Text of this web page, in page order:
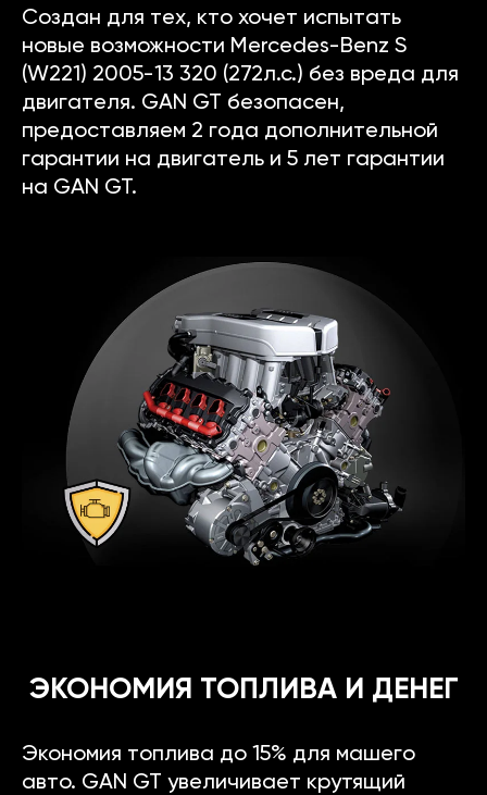
Создан для тех, кто хочет испытать
новые возможности Mercedes-Benz S
(W221) 2005-13 320 (272л.с.) без вреда для
двигателя. GAN GT безопасен,
предоставляем 2 года дополнительной
гарантии на двигатель и 5 лет гарантии
на GAN GT.
ЭКОНОМИЯ ТОПЛИВА И ДЕНЕГ
Экономия топлива до 15% для машего
авто. GAN GT увеличивает крутящий